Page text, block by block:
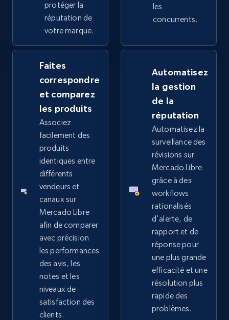
more.
2.4K+ 199+
Google Shopping - collects products from
web using keywords
URL, Product id, Title, Product description,
Rating, Reviews count, Images, Variations, and
more.
2.4K+ 199+
Home Depot US
URL, Domain, Country code, Model number,
Sku, Product id, Product name, Manufacturer,
and more.
2.1K+ Commencer
protéger la
réputation de
votre marque.
les
concurrents.
Faites
correspondre
et comparez
les produits
Associez
facilement des
produits
identiques entre
différents
vendeurs et
canaux sur
Mercado Libre
afin de comparer
avec précision
les performances
des avis, les
notes et les
niveaux de
satisfaction des
clients.
Automatisez
la gestion
de la
réputation
Automatisez la
surveillance des
révisions sur
Mercado Libre
grâce à des
workflows
rationalisés
d'alerte, de
rapport et de
réponse pour
une plus grande
efficacité et une
résolution plus
rapide des
problèmes.